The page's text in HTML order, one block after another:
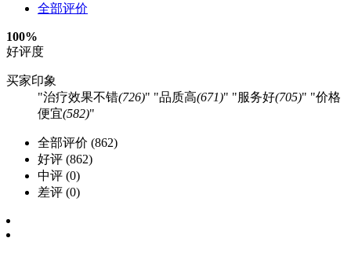
全部评价
100%
好评度
买家印象
治疗效果不错(726) 品质高(671) 服务好(705)
价格
便宜(582)
全部评价 (862)
好评 (862)
中评 (0)
差评 (0)